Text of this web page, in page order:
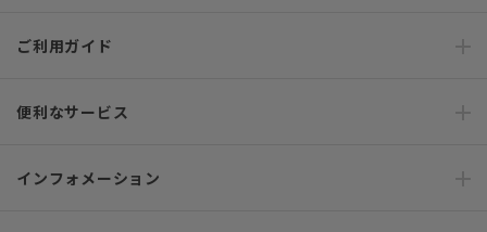
ご利用ガイド
便利なサービス
インフォメーション